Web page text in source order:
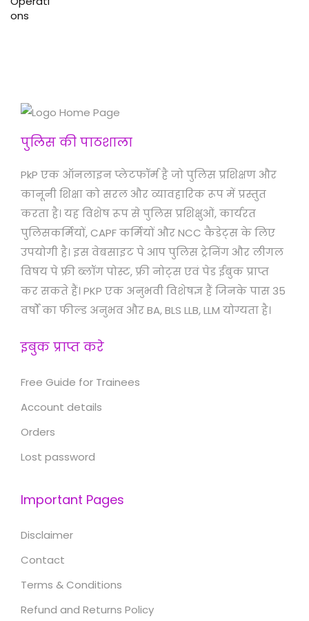
पुलिस की पाठशाला
PkP एक ऑनलाइन प्लेटफॉर्म है जो पुलिस प्रशिक्षण और
कानूनी शिक्षा को सरल और व्यावहारिक रूप में प्रस्तुत
करता है। यह विशेष रूप से पुलिस प्रशिक्षुओं, कार्यरत
पुलिसकर्मियों, CAPF कर्मियों और NCC कैडेट्स के लिए
उपयोगी है। इस वेबसाइट पे आप पुलिस ट्रेनिंग और लीगल
विषय पे फ्री ब्लॉग पोस्ट, फ्री नोट्स एवं पेड ईबुक प्राप्त
कर सकते हैं। PKP एक अनुभवी विशेषज्ञ हैं जिनके पास 35
वर्षों का फील्ड अनुभव और BA, BLS LLB, LLM योग्यता है।
इबुक प्राप्त करे
Free Guide for Trainees
Account details
Orders
Lost password
Important Pages
Disclaimer
Contact
Terms & Conditions
Refund and Returns Policy